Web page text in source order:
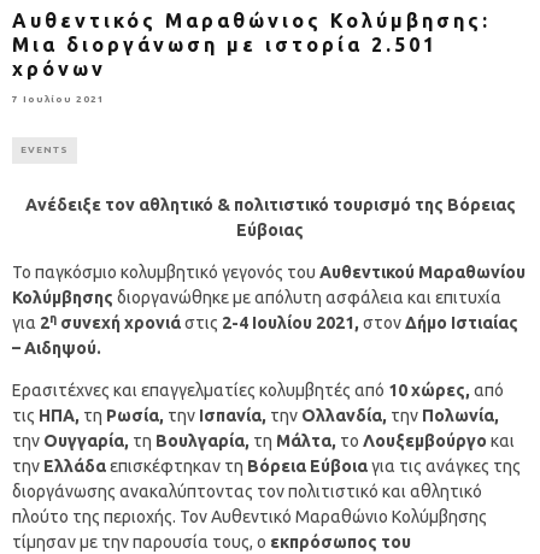
Αυθεντικός Μαραθώνιος Κολύμβησης:
Μια διοργάνωση με ιστορία 2.501
χρόνων
7 Ιουλίου 2021
EVENTS
Ανέδειξε τον αθλητικό & πολιτιστικό τουρισμό της Βόρειας
Εύβοιας
Το παγκόσμιο κολυμβητικό γεγονός του Αυθεντικού Μαραθωνίου
Κολύμβησης διοργανώθηκε με απόλυτη ασφάλεια και επιτυχία
για 2η συνεχή χρονιάστις 2-4 Ιουλίου 2021, στονΔήμο Ιστιαίας
– Αιδηψού.
Ερασιτέχνες και επαγγελματίες κολυμβητές από 10 χώρες, από
τις ΗΠΑ, τη Ρωσία, την Ισπανία, την Ολλανδία, την Πολωνία,
την Ουγγαρία, τη Βουλγαρία, τη Μάλτα, το Λουξεμβούργο και
την Ελλάδαεπισκέφτηκαν τη Βόρεια Εύβοιαγια τις ανάγκες της
διοργάνωσης ανακαλύπτοντας τον πολιτιστικό και αθλητικό
πλούτο της περιοχής. Τον Αυθεντικό Μαραθώνιο Κολύμβησης
τίμησαν με την παρουσία τους, ο εκπρόσωπος του